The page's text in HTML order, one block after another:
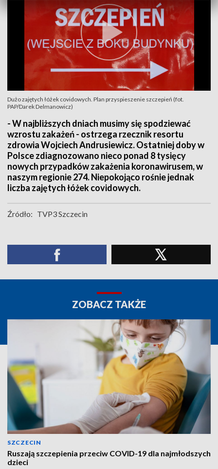
Dużo zajętych łóżek covidowych. Plan przyspieszenie szczepień (fot.
PAP/Darek Delmanowicz)
- W najbliższych dniach musimy się spodziewać
wzrostu zakażeń - ostrzega rzecznik resortu
zdrowia Wojciech Andrusiewicz. Ostatniej doby w
Polsce zdiagnozowano nieco ponad 8 tysięcy
nowych przypadków zakażenia koronawirusem, w
naszym regionie 274. Niepokojąco rośnie jednak
liczba zajętych łóżek covidowych.
Źródło: TVP3 Szczecin
ZOBACZ TAKŻE
SZCZECIN
Ruszają szczepienia przeciw COVID-19 dla najmłodszych
dzieci